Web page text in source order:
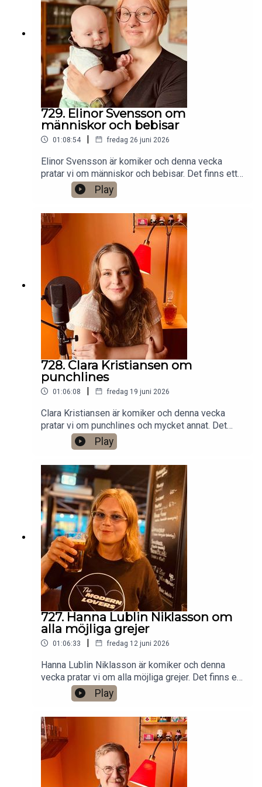
Stockholm. Min film Serietecknaren finns nu på
VHS SF
Anytime!https://www.gardenfors.comSwish:
0760724728X: @gardenforsInstagram:
@gardenfors
729. Elinor Svensson om
människor och bebisar
01:08:54 | fredag 26 juni 2026
Elinor Svensson är komiker och denna vecka
pratar vi om människor och bebisar. Det finns ett
bonusavsnitt på 34 minuter för dig som donerar
valfri summa till den här podden på Patreon:
https://www.patreon.com/arkivsamtalFestar! Ny
turné med Simon Gärdenfors och Anton
Magnusson 2026.Jag har andra standupgig i bl.a.
Stockholm. Min film Serietecknaren finns nu på
Anytime!https://www.gardenfors.comSwish:
0760724728X: @gardenforsInstagram:
@gardenfors
Play
728. Clara Kristiansen om
punchlines
01:06:08 | fredag 19 juni 2026
Clara Kristiansen är komiker och denna vecka
pratar vi om punchlines och mycket annat. Det
finns ett bonusavsnitt på 39 minuter för dig som
donerar valfri summa till den här podden på
Patreon:
https://www.patreon.com/arkivsamtalFestar! Ny
turné med Simon Gärdenfors och Anton
Magnusson 2026.Jag har andra standupgig i bl.a.
Stockholm. Min film Serietecknaren finns nu på
VHS SF
Anytime!https://www.gardenfors.comSwish:
0760724728X: @gardenforsInstagram:
@gardenfors
Play
727. Hanna Lublin Niklasson om
alla möjliga grejer
01:06:33 | fredag 12 juni 2026
Hanna Lublin Niklasson är komiker och denna
vecka pratar vi om alla möjliga grejer. Det finns ett
bonusavsnitt på 46 minuter för dig som donerar
valfri summa till den här podden på Patreon:
https://www.patreon.com/arkivsamtalFestar! Ny
turné med Simon Gärdenfors och Anton
Magnusson 2026.Jag har andra standupgig i bl.a.
Stockholm. Min film Serietecknaren finns nu på
VHS SF
Anytime!https://www.gardenfors.comSwish:
Play